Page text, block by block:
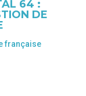
64 :
DE
française